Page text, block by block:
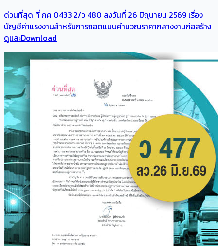
ด่วนที่สุด ที่ กค 0433.2/ว 480 ลงวันที่ 26 มิถุนายน 2569 เรื่อง
บัญชีค่าแรงงานสำหรับการถอดแบบคำนวณราคากลางงานก่อสร้าง
ดูและDownload